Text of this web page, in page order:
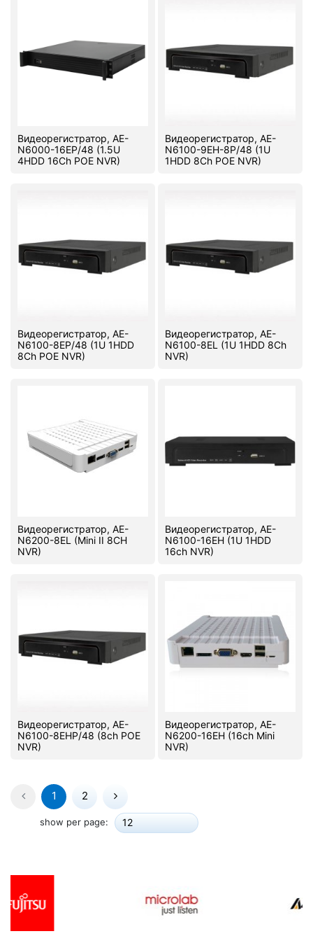
Видеорегистратор, AE-
N6000-16EP/48 (1.5U
4HDD 16Ch POE NVR)
Видеорегистратор, AE-
N6100-9EH-8P/48 (1U
1HDD 8Ch POE NVR)
Видеорегистратор, AE-
N6100-8EP/48 (1U 1HDD
8Ch POE NVR)
Видеорегистратор, AE-
N6100-8EL (1U 1HDD 8Ch
NVR)
Видеорегистратор, AE-
N6200-8EL (Mini II 8CH
NVR)
Видеорегистратор, AE-
N6100-16EH (1U 1HDD
16ch NVR)
Видеорегистратор, AE-
N6100-8EHP/48 (8ch POE
NVR)
Видеорегистратор, AE-
N6200-16EH (16ch Mini
NVR)
1 2
show per page: 12